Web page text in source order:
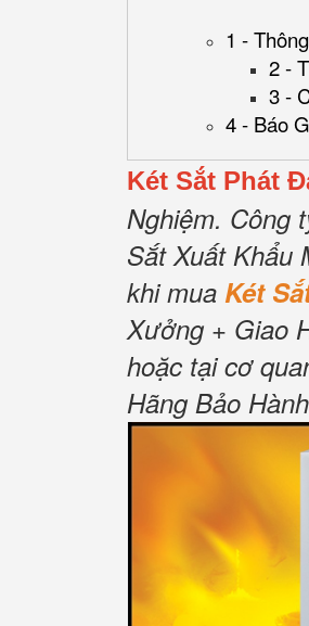
1 -
2 -
3 -
4 - Báo
Két Sắt Phát
Nghiệm. Công
Sắt Xuất Khẩu
khi mua Két
Xưởng + Giao
hoặc tại cơ
Hãng Bảo